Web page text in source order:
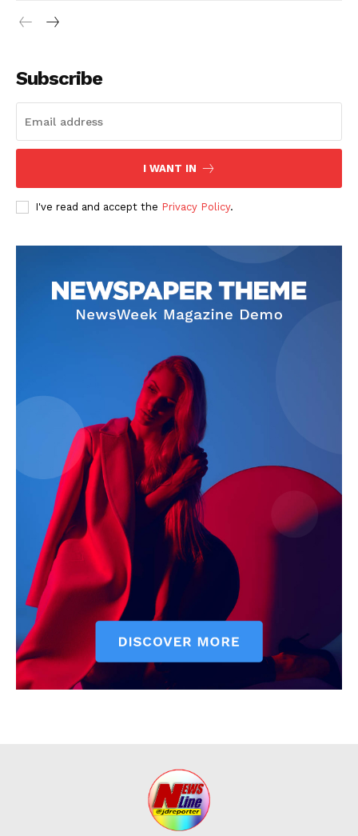
Subscribe
I WANT IN
I've read and accept the Privacy Policy.